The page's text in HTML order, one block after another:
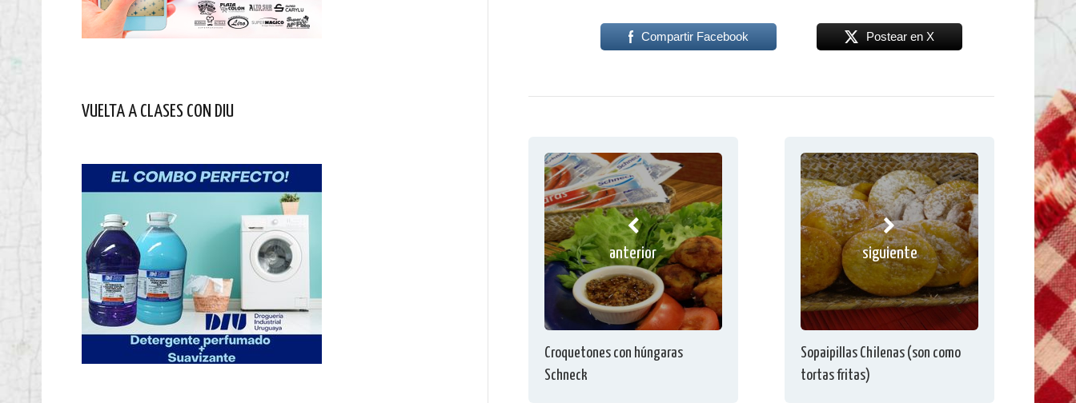
VUELTA A CLASES CON DIU
Compartir Facebook Postear en X
anterior
Croquetones con húngaras
Schneck
siguiente
Sopaipillas Chilenas (son como
tortas fritas)